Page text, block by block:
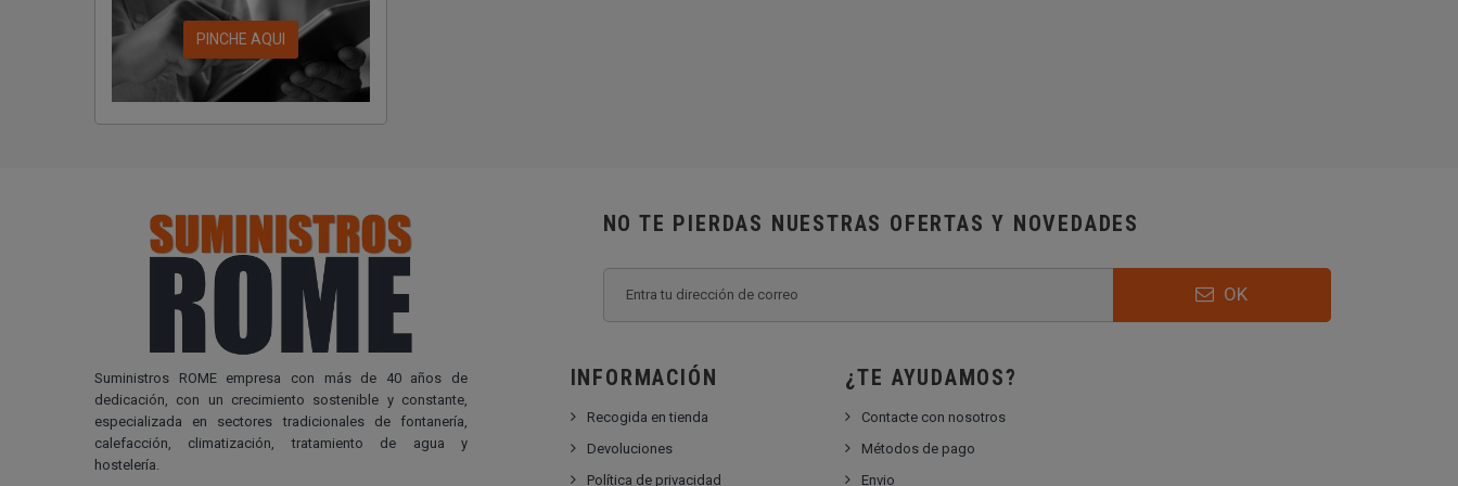
PINCHE AQUI
Suministros ROME empresa con más de 40 años de
dedicación, con un crecimiento sostenible y constante,
especializada en sectores tradicionales de fontanería,
calefacción, climatización, tratamiento de agua y
hostelería.
NO TE PIERDAS NUESTRAS OFERTAS Y NOVEDADES
OK
INFORMACIÓN
Recogida en tienda
Devoluciones
Política de privacidad
¿TE AYUDAMOS?
Contacte con nosotros
Métodos de pago
Envio